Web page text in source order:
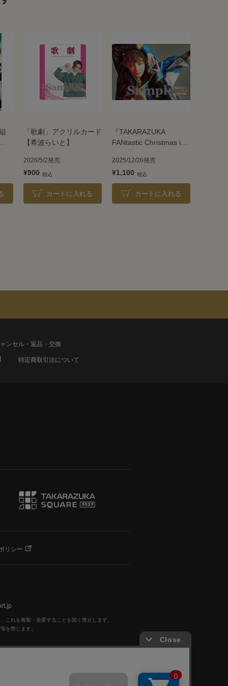
「歌劇」アクリルカード
【希波らいと】
2026/5/2発売
¥900
カートに入れる
『TAKARAZUKA
FANtastic Christmas in
ー by LESLIE KEE／鳳
月杏
2025/12/20発売
¥1,100
カートに入れる
ンセル・返品・交換
特定商取引法について
リシー
れを複製・改変することを固く禁止します。
を禁じます。